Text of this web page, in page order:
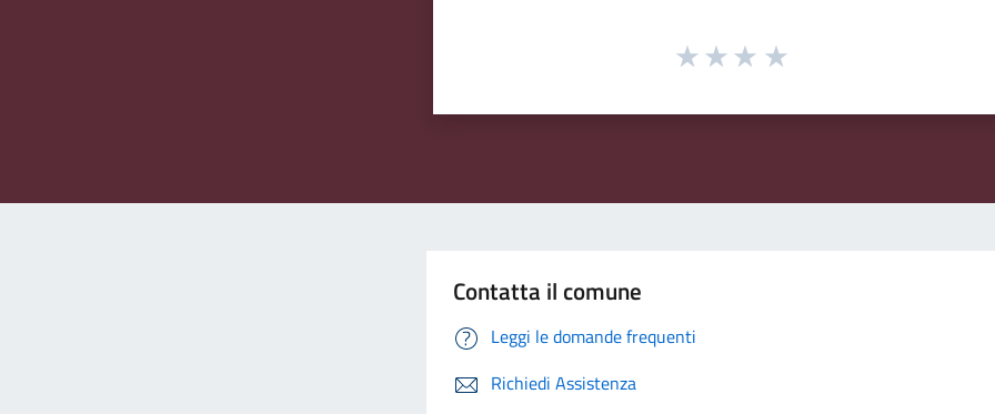
Contatta il comune
Leggi le domande frequenti
Richiedi Assistenza